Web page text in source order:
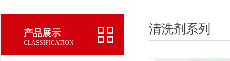
产品展示
CLASSIFICATION
清洗剂系列